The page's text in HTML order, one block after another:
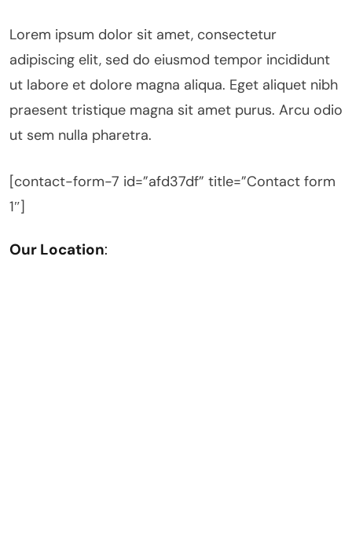
Lorem ipsum dolor sit amet, consectetur
adipiscing elit, sed do eiusmod tempor incididunt
ut labore et dolore magna aliqua. Eget aliquet nibh
praesent tristique magna sit amet purus. Arcu odio
ut sem nulla pharetra.
[contact-form-7 id=”afd37df” title=”Contact form
1″]
Our Location: